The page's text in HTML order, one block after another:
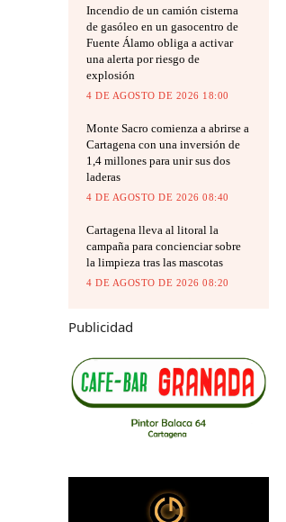
Incendio de un camión cisterna
de gasóleo en un gasocentro de
Fuente Álamo obliga a activar
una alerta por riesgo de
explosión
4 DE AGOSTO DE 2026 18:00
Monte Sacro comienza a abrirse a
Cartagena con una inversión de
1,4 millones para unir sus dos
laderas
4 DE AGOSTO DE 2026 08:40
Cartagena lleva al litoral la
campaña para concienciar sobre
la limpieza tras las mascotas
4 DE AGOSTO DE 2026 08:20
Publicidad